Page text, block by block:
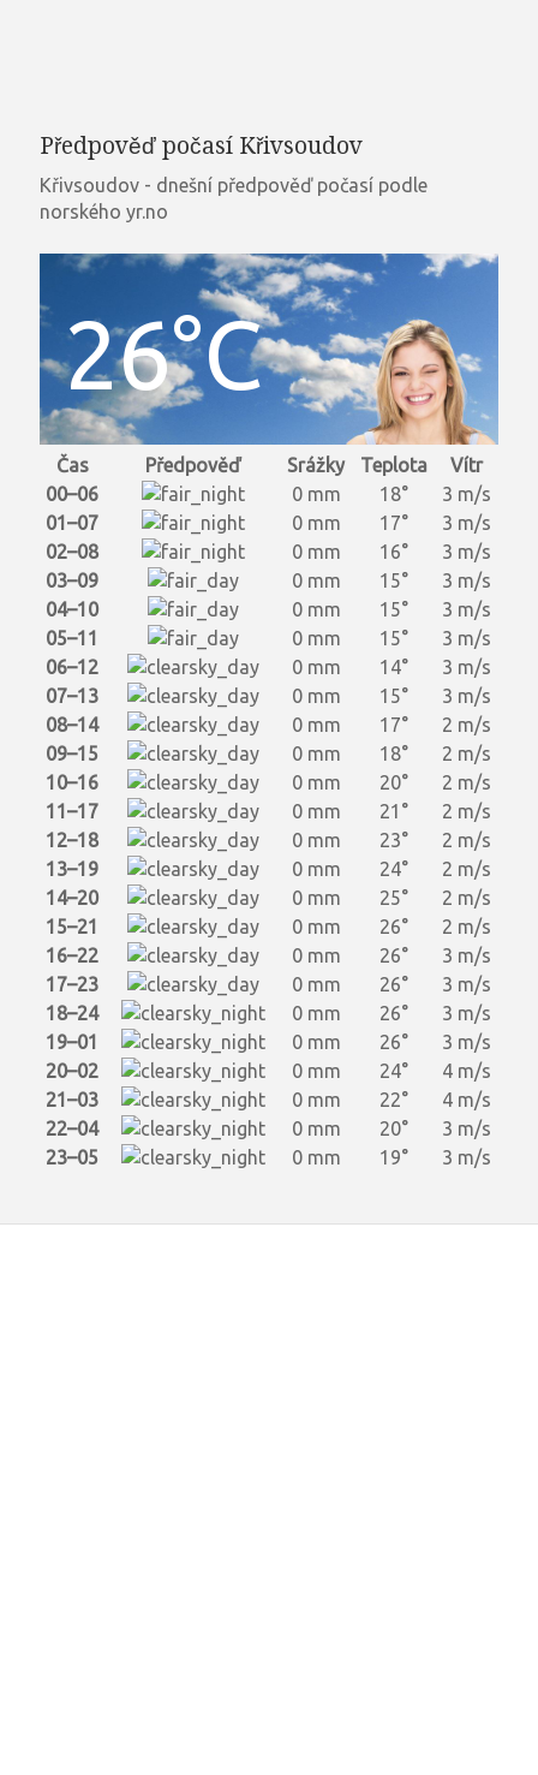
Předpověď počasí Křivsoudov
Křivsoudov - dnešní předpověď počasí podle
norského yr.no
26°C
Čas Předpověď Srážky Teplota
Vítr
00–06
0 mm 18°
3 m/s
01–07
0 mm 17°
3 m/s
02–08
0 mm 16°
3 m/s
03–09
0 mm 15°
3 m/s
04–10
0 mm 15°
3 m/s
05–11
0 mm 15°
3 m/s
06–12
0 mm 14°
3 m/s
07–13
0 mm 15°
3 m/s
08–14
0 mm 17°
2 m/s
09–15
0 mm 18°
2 m/s
10–16
0 mm 20°
2 m/s
11–17
0 mm 21°
2 m/s
12–18
0 mm 23°
2 m/s
13–19
0 mm 24°
2 m/s
14–20
0 mm 25°
2 m/s
15–21
0 mm 26°
2 m/s
16–22
0 mm 26°
3 m/s
17–23
0 mm 26°
3 m/s
18–24
0 mm 26°
3 m/s
19–01
0 mm 26°
3 m/s
20–02
0 mm 24°
4 m/s
21–03
0 mm 22°
4 m/s
22–04
0 mm 20°
3 m/s
23–05
0 mm 19° 3 m/s